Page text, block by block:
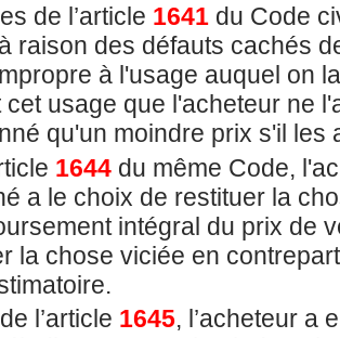
de l’article 1641du Code
raison des défauts cachés
à l'usage auquel on
cet usage que l'acheteur ne
qu'un moindre prix s'il les
1644du même Code,
a le choix de restituer la
intégral du prix de
la chose viciée en
l’article 1645, l’acheteur a